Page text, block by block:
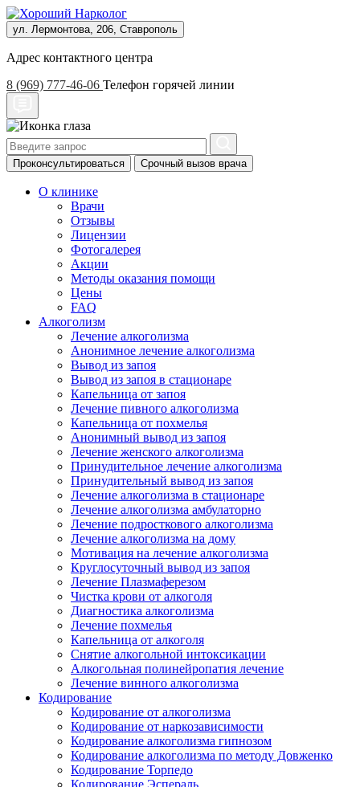
ул. Лермонтова, 206, Ставрополь
Адрес контактного центра
8 (969) 777-46-06 Телефон горячей линии
Проконсультироваться Срочный вызов врача
О клинике
Врачи
Отзывы
Лицензии
Фотогалерея
Акции
Методы оказания помощи
Цены
FAQ
Алкоголизм
Лечение алкоголизма
Анонимное лечение алкоголизма
Вывод из запоя
Вывод из запоя в стационаре
Капельница от запоя
Лечение пивного алкоголизма
Капельница от похмелья
Анонимный вывод из запоя
Лечение женского алкоголизма
Принудительное лечение алкоголизма
Принудительный вывод из запоя
Лечение алкоголизма в стационаре
Лечение алкоголизма амбулаторно
Лечение подросткового алкоголизма
Лечение алкоголизма на дому
Мотивация на лечение алкоголизма
Круглосуточный вывод из запоя
Лечение Плазмаферезом
Чистка крови от алкоголя
Диагностика алкоголизма
Лечение похмелья
Капельница от алкоголя
Снятие алкогольной интоксикации
Алкогольная полинейропатия лечение
Лечение винного алкоголизма
Кодирование
Кодирование от алкоголизма
Кодирование от наркозависимости
Кодирование алкоголизма гипнозом
Кодирование алкоголизма по методу Довженко
Кодирование Торпедо
Кодирование Эспераль